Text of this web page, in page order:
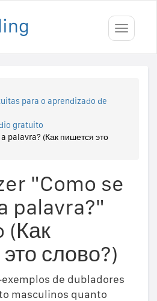
Toggle
para o aprendizado de
gratuito
palavra? (Как пишется это
"Como se
palavra?"
(Как
слово?)
de dubladores
masculinos quanto